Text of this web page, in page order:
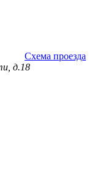
Схема проезда
д.18